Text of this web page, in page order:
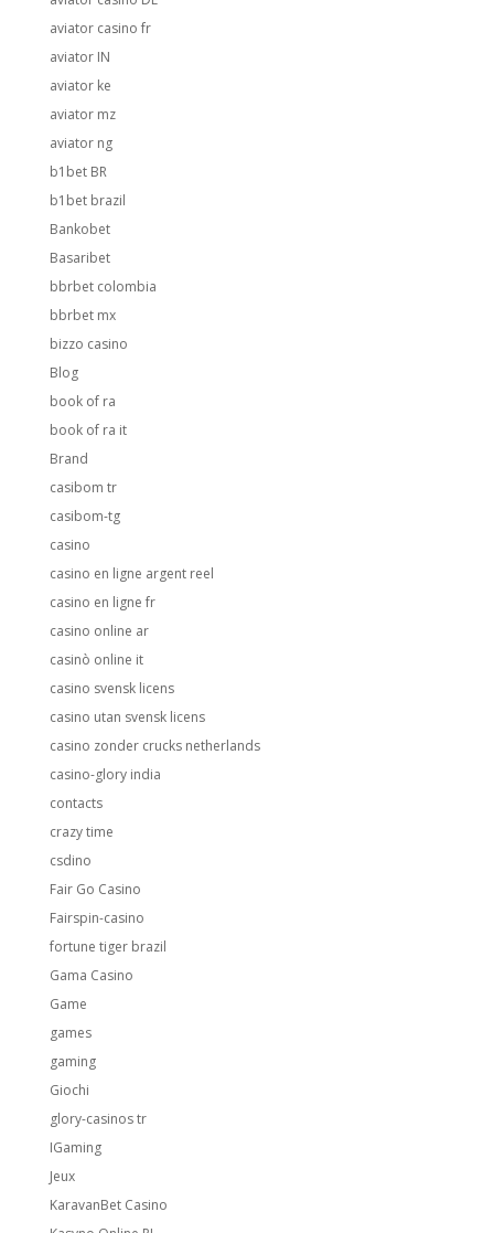
aviator casino fr
aviator IN
aviator ke
aviator mz
aviator ng
b1bet BR
b1bet brazil
Bankobet
Basaribet
bbrbet colombia
bbrbet mx
bizzo casino
Blog
book of ra
book of ra it
Brand
casibom tr
casibom-tg
casino
casino en ligne argent reel
casino en ligne fr
casino online ar
casinò online it
casino svensk licens
casino utan svensk licens
casino zonder crucks netherlands
casino-glory india
contacts
crazy time
csdino
Fair Go Casino
Fairspin-casino
fortune tiger brazil
Gama Casino
Game
games
gaming
Giochi
glory-casinos tr
IGaming
Jeux
KaravanBet Casino